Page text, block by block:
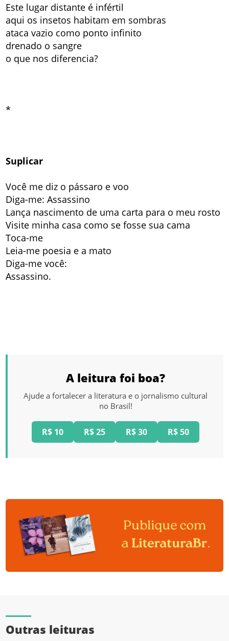
Este lugar distante é infértil
aqui os insetos habitam em sombras
ataca vazio como ponto infinito
drenado o sangre
o que nos diferencia?
*
Suplicar
Você me diz o pássaro e voo
Diga-me: Assassino
Lança nascimento de uma carta para o meu rosto
Visite minha casa como se fosse sua cama
Toca-me
Leia-me poesia e a mato
Diga-me você:
Assassino.
A leitura foi boa?
Ajude a fortalecer a literatura e o jornalismo cultural
no Brasil!
R$ 10 R$ 25 R$ 30 R$ 50
Outras leituras